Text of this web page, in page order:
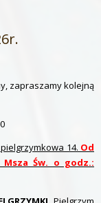
zapraszamy kolejną
14. Od
Św. o godz.: